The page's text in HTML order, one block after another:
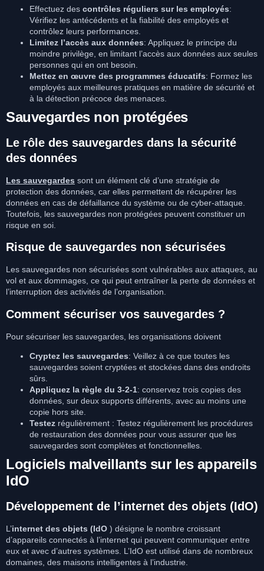
Effectuez des contrôles réguliers sur les employés:
Vérifiez les antécédents et la fiabilité des employés et
contrôlez leurs performances.
Limitez l’accès aux données: Appliquez le principe du
moindre privilège, en limitant l’accès aux données aux seules
personnes qui en ont besoin.
Mettez en œuvre des programmes éducatifs: Formez les
employés aux meilleures pratiques en matière de sécurité et
à la détection précoce des menaces.
Sauvegardes non protégées
Le rôle des sauvegardes dans la sécurité
des données
Les sauvegardes sont un élément clé d’une stratégie de
protection des données, car elles permettent de récupérer les
données en cas de défaillance du système ou de cyber-attaque.
Toutefois, les sauvegardes non protégées peuvent constituer un
risque en soi.
Risque de sauvegardes non sécurisées
Les sauvegardes non sécurisées sont vulnérables aux attaques, au
vol et aux dommages, ce qui peut entraîner la perte de données et
l’interruption des activités de l’organisation.
Comment sécuriser vos sauvegardes ?
Pour sécuriser les sauvegardes, les organisations doivent
Cryptez les sauvegardes: Veillez à ce que toutes les
sauvegardes soient cryptées et stockées dans des endroits
sûrs.
Appliquez la règle du 3-2-1: conservez trois copies des
données, sur deux supports différents, avec au moins une
copie hors site.
Testez régulièrement : Testez régulièrement les procédures
de restauration des données pour vous assurer que les
sauvegardes sont complètes et fonctionnelles.
Logiciels malveillants sur les appareils
IdO
Développement de l’internet des objets (IdO)
L’internet des objets (IdO ) désigne le nombre croissant
d’appareils connectés à l’internet qui peuvent communiquer entre
eux et avec d’autres systèmes. L’IdO est utilisé dans de nombreux
domaines, des maisons intelligentes à l’industrie.